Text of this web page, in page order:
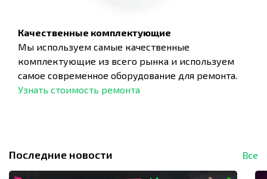
Качественные комплектующие
Мы используем самые качественные
комплектующие из всего рынка и используем
самое современное оборудование для ремонта.
Узнать стоимость ремонта
Последние новости Все